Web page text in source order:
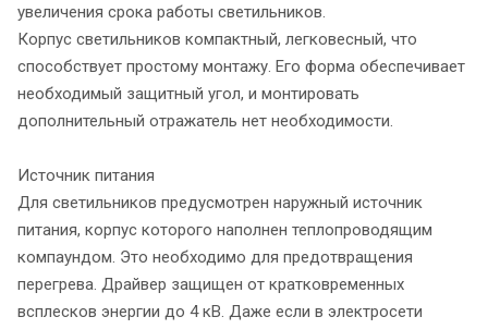
увеличения срока работы светильников.
Корпус светильников компактный, легковесный, что
способствует простому монтажу. Его форма обеспечивает
необходимый защитный угол, и монтировать
дополнительный отражатель нет необходимости.
Источник питания
Для светильников предусмотрен наружный источник
питания, корпус которого наполнен теплопроводящим
компаундом. Это необходимо для предотвращения
перегрева. Драйвер защищен от кратковременных
всплесков энергии до 4 кВ. Даже если в электросети